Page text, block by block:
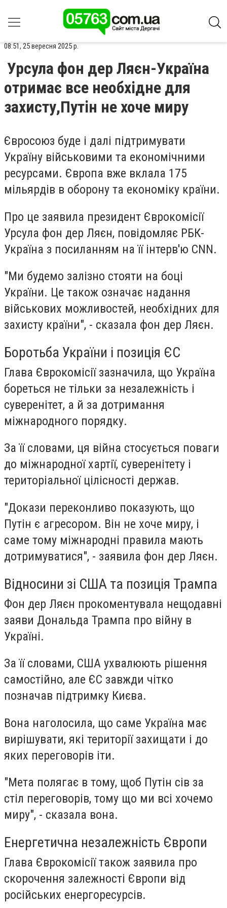
08:51, 25 вересня 2025 р.
Урсула фон дер Ляєн-Україна
отримає все необхідне для
захисту,Путін не хоче миру
Євросоюз буде і далі підтримувати
Україну військовими та економічними
ресурсами. Європа вже вклала 175
мільярдів в оборону та економіку країни.
Про це заявила президент Єврокомісії
Урсула фон дер Ляєн, повідомляє РБК-
Україна з посиланням на її інтерв'ю CNN.
"Ми будемо залізно стояти на боці
України. Це також означає надання
військових можливостей, необхідних для
захисту країни", - сказала фон дер Ляєн.
Боротьба України і позиція ЄС
Глава Єврокомісії зазначила, що Україна
бореться не тільки за незалежність і
суверенітет, а й за дотримання
міжнародного порядку.
За її словами, ця війна стосується поваги
до міжнародної хартії, суверенітету і
територіальної цілісності держав.
"Докази переконливо показують, що
Путін є агресором. Він не хоче миру, і
саме тому міжнародні правила мають
дотримуватися", - заявила фон дер Ляєн.
Відносини зі США та позиція Трампа
Фон дер Ляєн прокоментувала нещодавні
заяви Дональда Трампа про війну в
Україні.
За її словами, США ухвалюють рішення
самостійно, але ЄС завжди чітко
позначав підтримку Києва.
Вона наголосила, що саме Україна має
вирішувати, які території захищати і до
яких переговорів іти.
"Мета полягає в тому, щоб Путін сів за
стіл переговорів, тому що ми всі хочемо
миру", - сказала вона.
Енергетична незалежність Європи
Глава Єврокомісії також заявила про
скорочення залежності Європи від
російських енергоресурсів.